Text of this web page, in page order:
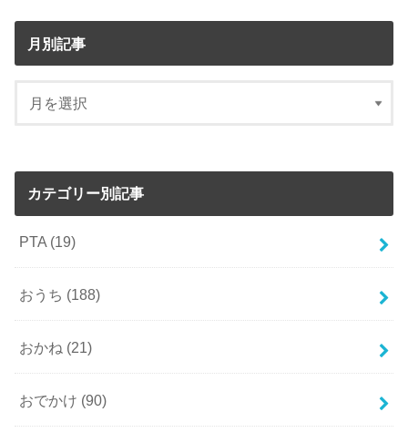
月別記事
カテゴリー別記事
PTA (19)
おうち (188)
おかね (21)
おでかけ (90)